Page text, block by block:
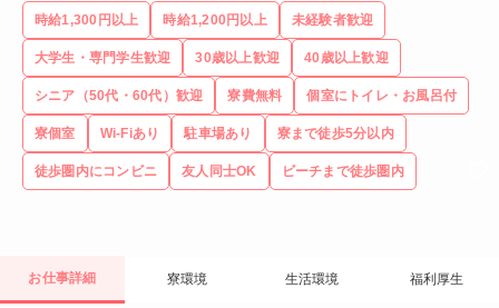
時給1,300円以上
時給1,200円以上 未経験者歓迎
大学生・専門学生歓迎 30歳以上歓迎 40歳以上歓迎
シニア（50代・60代）歓迎 寮費無料 個室にトイレ・お風呂付
寮個室 Wi-Fiあり 駐車場あり 寮まで徒歩5分以内
徒歩圏内にコンビニ 友人同士OK ビーチまで徒歩圏内
お仕事詳細 寮環境 生活環境 福利厚生